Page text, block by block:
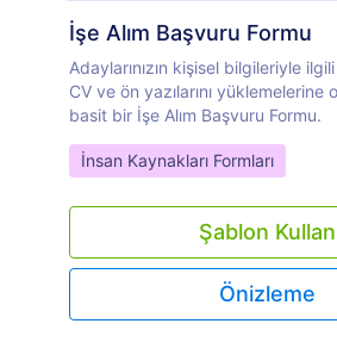
İşe Alım Başvuru Formu
Adaylarınızın kişisel bilgileriyle
CV ve ön yazılarını yüklemelerine
basit bir İşe Alım Başvuru Formu.
Go to Category:
İnsan Kaynakları Formları
Şablon Kullan
Önizleme